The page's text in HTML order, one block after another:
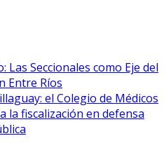
Seccionales como Eje del
Entre Ríos
el Colegio de Médicos
la fiscalización en defensa